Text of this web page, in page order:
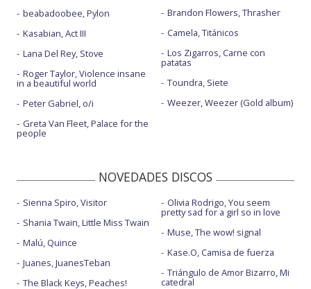
beabadoobee, Pylon
Kasabian, Act III
Lana Del Rey, Stove
Roger Taylor, Violence insane
in a beautiful world
Peter Gabriel, o/i
Greta Van Fleet, Palace for the
people
Brandon Flowers, Thrasher
Camela, Titánicos
Los Zigarros, Carne con
patatas
Toundra, Siete
Weezer, Weezer (Gold album)
NOVEDADES DISCOS
Sienna Spiro, Visitor
Shania Twain, Little Miss Twain
Malú, Quince
Juanes, JuanesTeban
The Black Keys, Peaches!
Olivia Rodrigo, You seem
pretty sad for a girl so in love
Muse, The wow! signal
Kase.O, Camisa de fuerza
Triángulo de Amor Bizarro, Mi
catedral